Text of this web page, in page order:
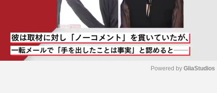
Powered by GliaStudios